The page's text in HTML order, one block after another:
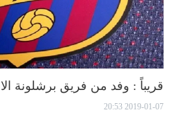
قريباً : وفد من فريق برشلونة
2019-01-07 20:53